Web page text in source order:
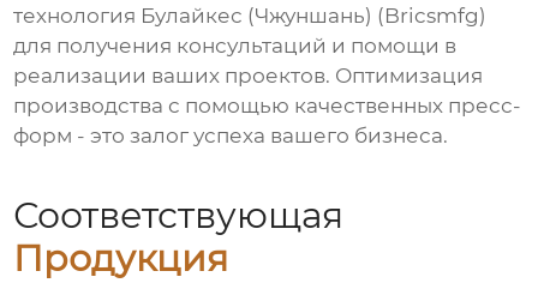
технология Булайкес (Чжуншань) (Bricsmfg)
для получения консультаций и помощи в
реализации ваших проектов. Оптимизация
производства с помощью качественных пресс-
форм - это залог успеха вашего бизнеса.
Соответствующая
Продукция